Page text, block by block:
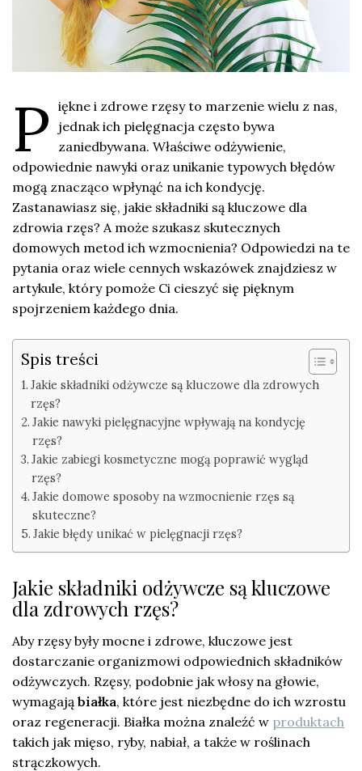
P iękne i zdrowe rzęsy to marzenie wielu z nas,
jednak ich pielęgnacja często bywa
zaniedbywana. Właściwe odżywienie,
odpowiednie nawyki oraz unikanie typowych błędów
mogą znacząco wpłynąć na ich kondycję.
Zastanawiasz się, jakie składniki są kluczowe dla
zdrowia rzęs? A może szukasz skutecznych
domowych metod ich wzmocnienia? Odpowiedzi na te
pytania oraz wiele cennych wskazówek znajdziesz w
artykule, który pomoże Ci cieszyć się pięknym
spojrzeniem każdego dnia.
Spis treści
Jakie składniki odżywcze są kluczowe dla zdrowych
rzęs?
Jakie nawyki pielęgnacyjne wpływają na kondycję
rzęs?
Jakie zabiegi kosmetyczne mogą poprawić wygląd
rzęs?
Jakie domowe sposoby na wzmocnienie rzęs są
skuteczne?
Jakie błędy unikać w pielęgnacji rzęs?
Jakie składniki odżywcze są kluczowe
dla zdrowych rzęs?
Aby rzęsy były mocne i zdrowe, kluczowe jest
dostarczanie organizmowi odpowiednich składników
odżywczych. Rzęsy, podobnie jak włosy na głowie,
wymagają białka, które jest niezbędne do ich wzrostu
oraz regeneracji. Białka można znaleźć w produktach
takich jak mięso, ryby, nabiał, a także w roślinach
strączkowych.